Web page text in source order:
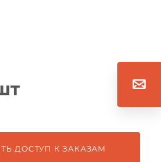
ДОСТУП К ЗАКАЗАМ